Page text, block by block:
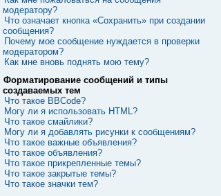
модератору?
Что означает кнопка «Сохранить» при создании
сообщения?
Почему мое сообщение нуждается в проверки
модератором?
Как мне вновь поднять мою тему?
Форматирование сообщений и типы
создаваемых тем
Что такое BBCode?
Могу ли я использовать HTML?
Что такое смайлики?
Могу ли я добавлять рисунки к сообщениям?
Что такое важные объявления?
Что такое объявления?
Что такое прикрепленные темы?
Что такое закрытые темы?
Что такое значки тем?